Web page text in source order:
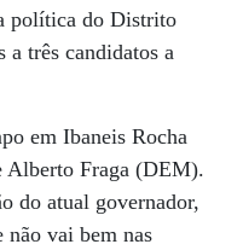
política do Distrito
a três candidatos a
em Ibaneis Rocha
Alberto Fraga (DEM).
do atual governador,
vai bem nas